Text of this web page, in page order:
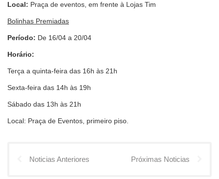
Local: Praça de eventos, em frente à Lojas Tim
Bolinhas Premiadas
Período: De 16/04 a 20/04
Horário:
Terça a quinta-feira das 16h às 21h
Sexta-feira das 14h às 19h
Sábado das 13h às 21h
Local: Praça de Eventos, primeiro piso.
Noticias Anteriores Próximas Noticias